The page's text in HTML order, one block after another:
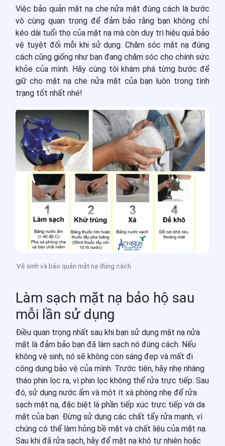
Việc bảo quản mặt nạ che nửa mặt đúng cách là bước
vô cùng quan trọng để đảm bảo rằng bạn không chỉ
kéo dài tuổi thọ của mặt nạ mà còn duy trì hiệu quả bảo
vệ tuyệt đối mỗi khi sử dụng. Chăm sóc mặt nạ đúng
cách cũng giống như bạn đang chăm sóc cho chính sức
khỏe của mình. Hãy cùng tôi khám phá từng bước để
giữ cho mặt nạ che nửa mặt của bạn luôn trong tình
trạng tốt nhất nhé!
Vệ sinh và bảo quản mặt nạ đúng cách
Làm sạch mặt nạ bảo hộ sau
mỗi lần sử dụng
Điều quan trọng nhất sau khi bạn sử dụng mặt nạ nửa
mặt là đảm bảo bạn đã làm sạch nó đúng cách. Nếu
không vệ sinh, nó sẽ không còn sáng đẹp và mất đi
công dụng bảo vệ của mình. Trước tiên, hãy nhẹ nhàng
tháo phin lọc ra, vì phin lọc không thể rửa trực tiếp. Sau
đó, sử dụng nước ấm và một ít xà phòng nhẹ để rửa
sạch mặt nạ, đặc biệt là phần tiếp xúc trực tiếp với da
mặt của bạn. Đừng sử dụng các chất tẩy rửa mạnh, vì
chúng có thể làm hỏng bề mặt và chất liệu của mặt nạ.
Sau khi đã rửa sạch, hãy để mặt nạ khô tự nhiên hoặc